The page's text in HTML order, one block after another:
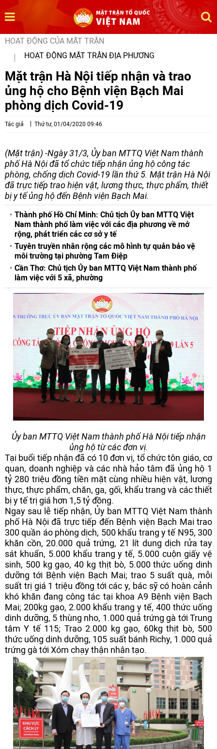
HOẠT ĐỘNG CỦA MẶT TRẬN
HOẠT ĐỘNG MẶT TRẬN ĐỊA PHƯƠNG
Mặt trận Hà Nội tiếp nhận và trao
ủng hộ cho Bệnh viện Bạch Mai
phòng dịch Covid-19
Tác giả Thứ tư, 01/04/2020 09:46
(Mặt trận) -Ngày 31/3, Ủy ban MTTQ Việt Nam thành
phố Hà Nội đã tổ chức tiếp nhận ủng hộ công tác
phòng, chống dịch Covid-19 lần thứ 5. Mặt trận Hà Nội
đã trực tiếp trao hiện vật, lương thực, thực phẩm, thiết
bị y tế ủng hộ đến Bệnh viện Bạch Mai.
Thành phố Hồ Chí Minh: Chủ tịch Ủy ban MTTQ Việt
Nam thành phố làm việc với các địa phương về mở
rộng, phát triển các cơ sở y tế
Tuyên truyền nhân rộng các mô hình tự quản bảo vệ
môi trường tại phường Tam Điệp
Cần Thơ: Chủ tịch Ủy ban MTTQ Việt Nam thành phố
làm việc với 5 xã, phường
Ủy ban MTTQ Việt Nam thành phố Hà Nội tiếp nhận
ủng hộ từ các đơn vị.
Tại buổi tiếp nhận đã có 10 đơn vị, tổ chức tôn giáo, cơ
quan, doanh nghiệp và các nhà hảo tâm đã ủng hộ 1
tỷ 280 triệu đồng tiền mặt cùng nhiều hiện vật, lương
thực, thực phẩm, chăn, ga, gối, khẩu trang và các thiết
bị y tế trị giá hơn 1,5 tỷ đồng.
Ngay sau lễ tiếp nhận, Ủy ban MTTQ Việt Nam thành
phố Hà Nội đã trực tiếp đến Bệnh viện Bạch Mai trao
300 quần áo phòng dịch, 500 khẩu trang y tế N95, 300
khăn cồn, 20.000 quả trứng, 21 lít dung dịch rửa tay
sát khuẩn, 5.000 khẩu trang y tế, 5.000 cuộn giấy vệ
sinh, 500 kg gạo, 40 kg thịt bò, 5.000 thức uống dinh
dưỡng tới Bệnh viện Bạch Mai; trao 5 suất quà, mỗi
suất trị giá 1 triệu đồng tới các y, bác sỹ có hoàn cảnh
khó khăn đang công tác tại khoa A9 Bệnh viện Bạch
Mai; 200kg gạo, 2.000 khẩu trang y tế, 400 thức uống
dinh dưỡng, 5 thùng nho, 1.000 quả trứng gà tới Trung
tâm Y tế 115; Trao 2.000 kg gạo, 60kg thịt bò, 500
thức uống dinh dưỡng, 105 suất bánh Richy, 1.000 quả
trứng gà tới Xóm chạy thận nhân tạo.